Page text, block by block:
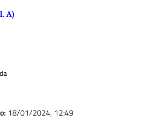
A)
18/01/2024, 12:49